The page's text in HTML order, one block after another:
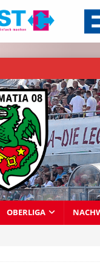
OBERLIGA